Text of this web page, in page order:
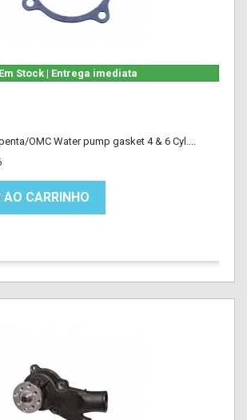
Em Stock | Entrega imediata
OMC Water pump gasket 4 & 6 Cyl....
CARRINHO